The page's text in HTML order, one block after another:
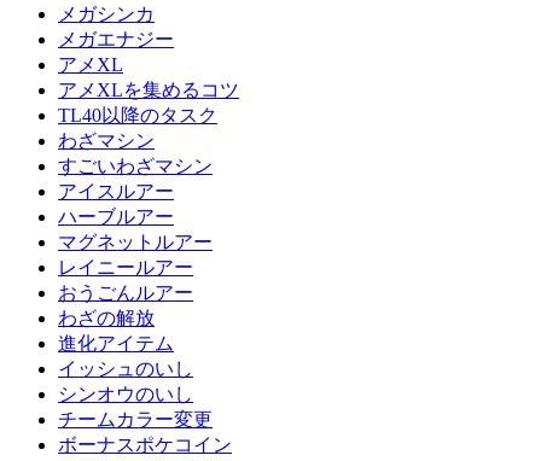
メガシンカ
メガエナジー
アメXL
アメXLを集めるコツ
TL40以降のタスク
わざマシン
すごいわざマシン
アイスルアー
ハーブルアー
マグネットルアー
レイニールアー
おうごんルアー
わざの解放
進化アイテム
イッシュのいし
シンオウのいし
チームカラー変更
ボーナスポケコイン